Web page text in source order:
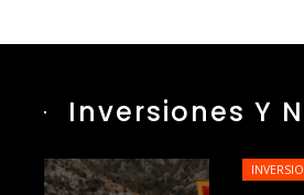
Inversiones Y